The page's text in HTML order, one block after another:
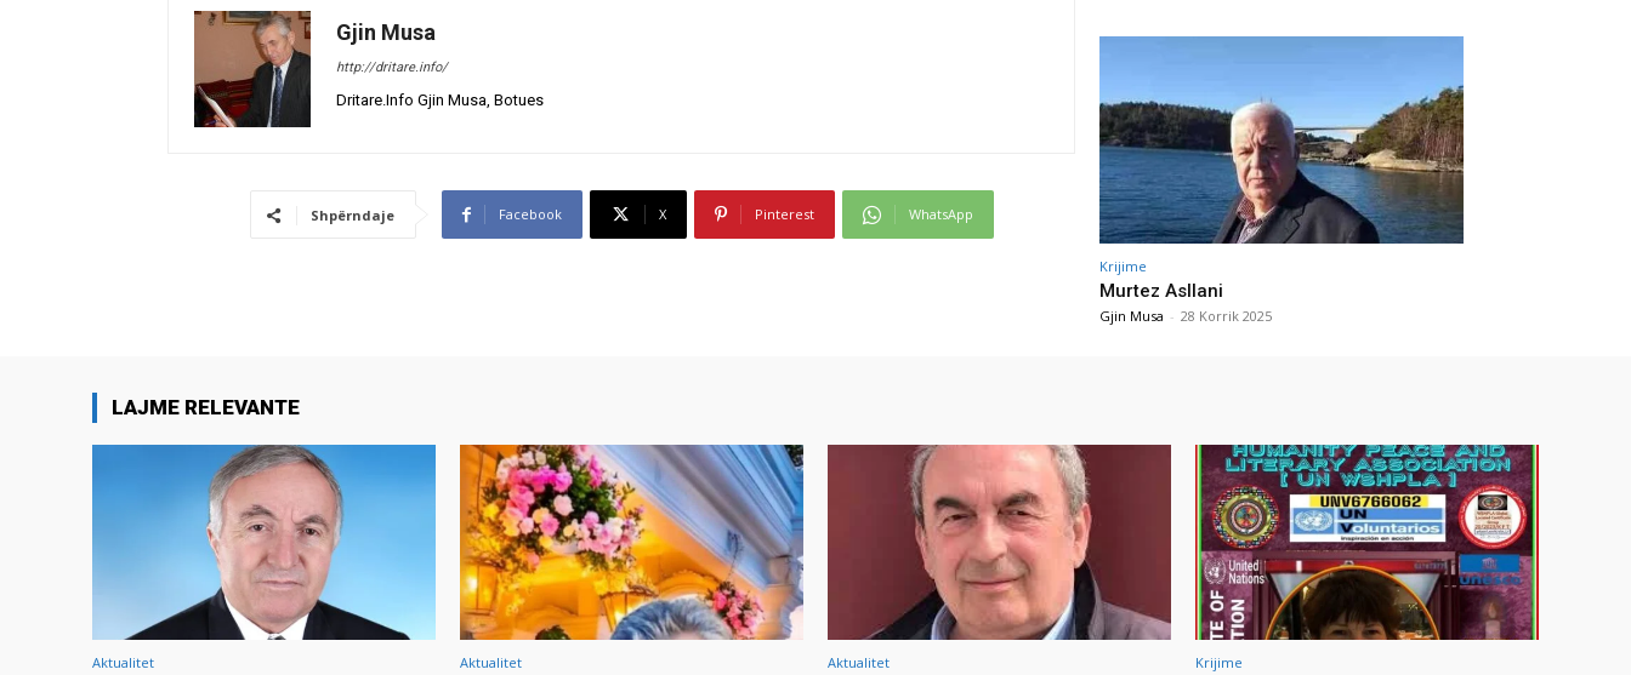
Gjin Musa
http://dritare.info/
Dritare.Info Gjin Musa, Botues
Shpërndaje Facebook X Pinterest WhatsApp
Krijime
Murtez Asllani
Gjin Musa - 28 Korrik 2025
LAJME RELEVANTE
Aktualitet Aktualitet Aktualitet Krijime